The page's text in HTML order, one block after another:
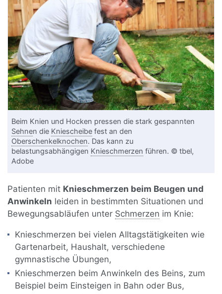
Beim Knien und Hocken pressen die stark gespannten
Sehnen die Kniescheibe fest an den
Oberschenkelknochen. Das kann zu
belastungsabhängigen Knieschmerzen führen. © tbel,
Adobe
Patienten mit Knieschmerzen beim Beugen und
Anwinkeln leiden in bestimmten Situationen und
Bewegungsabläufen unter Schmerzen im Knie:
Knieschmerzen bei vielen Alltagstätigkeiten wie
Gartenarbeit, Haushalt, verschiedene
gymnastische Übungen,
Knieschmerzen beim Anwinkeln des Beins, zum
Beispiel beim Einsteigen in Bahn oder Bus,